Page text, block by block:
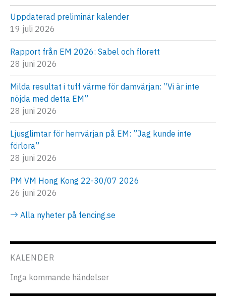
Uppdaterad preliminär kalender
19 juli 2026
Rapport från EM 2026: Sabel och florett
28 juni 2026
Milda resultat i tuff värme för damvärjan: ”Vi är inte
nöjda med detta EM”
28 juni 2026
Ljusglimtar för herrvärjan på EM: ”Jag kunde inte
förlora”
28 juni 2026
PM VM Hong Kong 22-30/07 2026
26 juni 2026
Alla nyheter på fencing.se
KALENDER
Inga kommande händelser